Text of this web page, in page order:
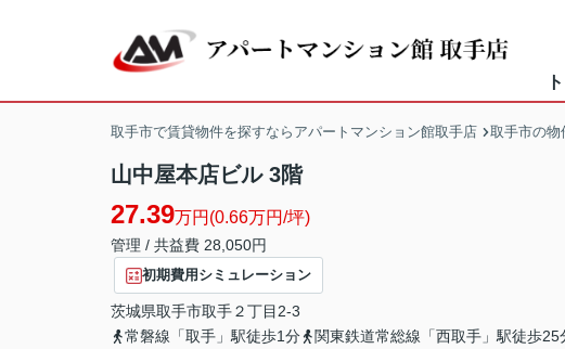
取手市で賃貸物件を探すならアパートマンション館取手店 取手市の物
山中屋本店ビル 3階
27.39万円(0.66万円/坪)
管理 / 共益費 28,050円
初期費用シミュレーション
茨城県取手市取手２丁目2-3
常磐線「取手」駅徒歩1分
関東鉄道常総線「西取手」駅徒歩25